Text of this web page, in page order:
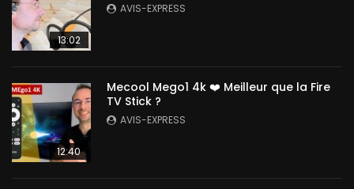
13:02
AVIS-EXPRESS
12:40
Mecool Mego1 4k ❤️ Meilleur que la Fire
TV Stick ?
AVIS-EXPRESS